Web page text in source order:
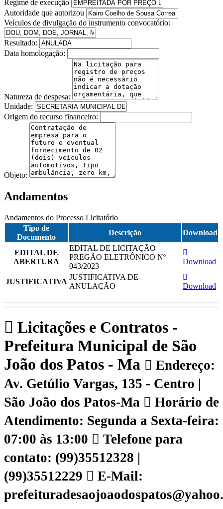
Regime de execução
Autoridade que autorizou
Veículos de divulgação do instrumento convocatório:
Resultado:
Data homologação:
Natureza de despesa:
Unidade:
Origem do recurso financeiro:
Objeto:
Andamentos
Andamentos do Processo Licitatório
Tipo de
Documento
Descrição Download
EDITAL DE
ABERTURA
EDITAL DE LICITAÇÃO
PREGÃO ELETRÔNICO Nº
043/2023
Download
JUSTIFICATIVA
JUSTIFICATIVA DE
ANULAÇÃO
Download
Licitações e Contratos -
Prefeitura Municipal de São
João dos Patos - Ma
Endereço:
Av. Getúlio Vargas, 135 - Centro |
São João dos Patos-Ma
Horário de
Atendimento: Segunda a Sexta-feira:
07:00 às 13:00
Telefone para
contato: (99)35512328 |
(99)35512229
E-Mail: